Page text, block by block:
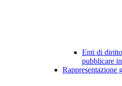
Enti di
pubblicare
Rappresentazione